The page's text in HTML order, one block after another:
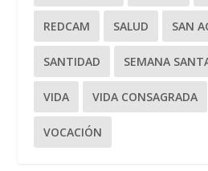
REDCAM SALUD SAN
SANTIDAD SEMANA
VIDA VIDA CONSAGRADA
VOCACIÓN